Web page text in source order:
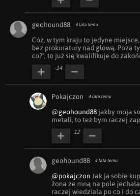
geohound88 4 lata temu
Cóż, w tym kraju to jedyne
bez prokuratury nad głową. Poza
co?", to już się kwalifikuje do
-14
Pokajczon 4 lata temu
@geohound88 jakby moja
metali, to też bym raczej
12
geohound88 4 lata temu
@pokajczon Jak ja sobie
żona ze mną na pole
raczej wiedziała po co i do